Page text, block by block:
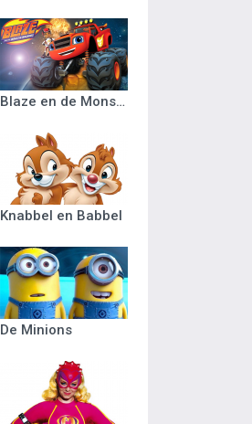
Blaze en de Monsterwielen
Knabbel en Babbel
De Minions